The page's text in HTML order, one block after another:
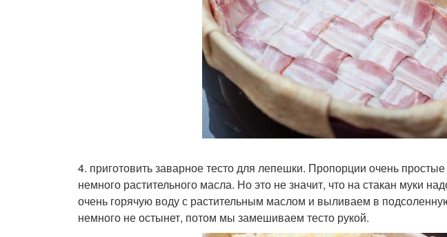
4. приготовить заварное тесто для лепешки. Пропорции очень
немного растительного масла. Но это не значит, что на стакан муки
очень горячую воду с растительным маслом и выливаем в
немного не остынет, потом мы замешиваем тесто рукой.